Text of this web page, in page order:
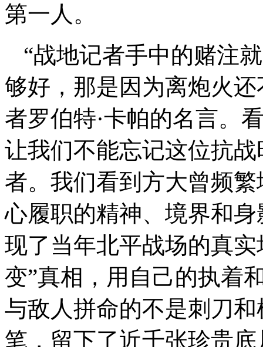
第一人。
“战地记者手中的赌注
够好，那是因为离炮火
者罗伯特·卡帕的名言。
让我们不能忘记这位抗
者。我们看到方大曾频
心履职的精神、境界和
现了当年北平战场的真
变”真相，用自己的执着
与敌人拼命的不是刺刀
笔，留下了近千张珍贵